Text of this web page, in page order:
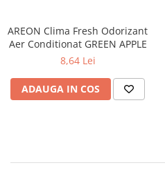
Casete cadou
Pentru COPIL
Pentru EL
AREON Clima Fresh Odorizant
Aer Conditionat GREEN APPLE
8,64 Lei
ADAUGA IN COS